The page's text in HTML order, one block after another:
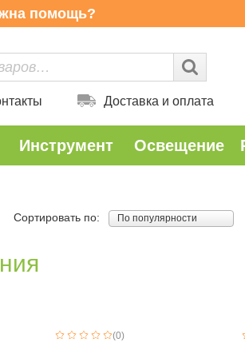
помощь?
Доставка и оплата
Инструмент Освещение
Сортировать по: По популярности
(0)